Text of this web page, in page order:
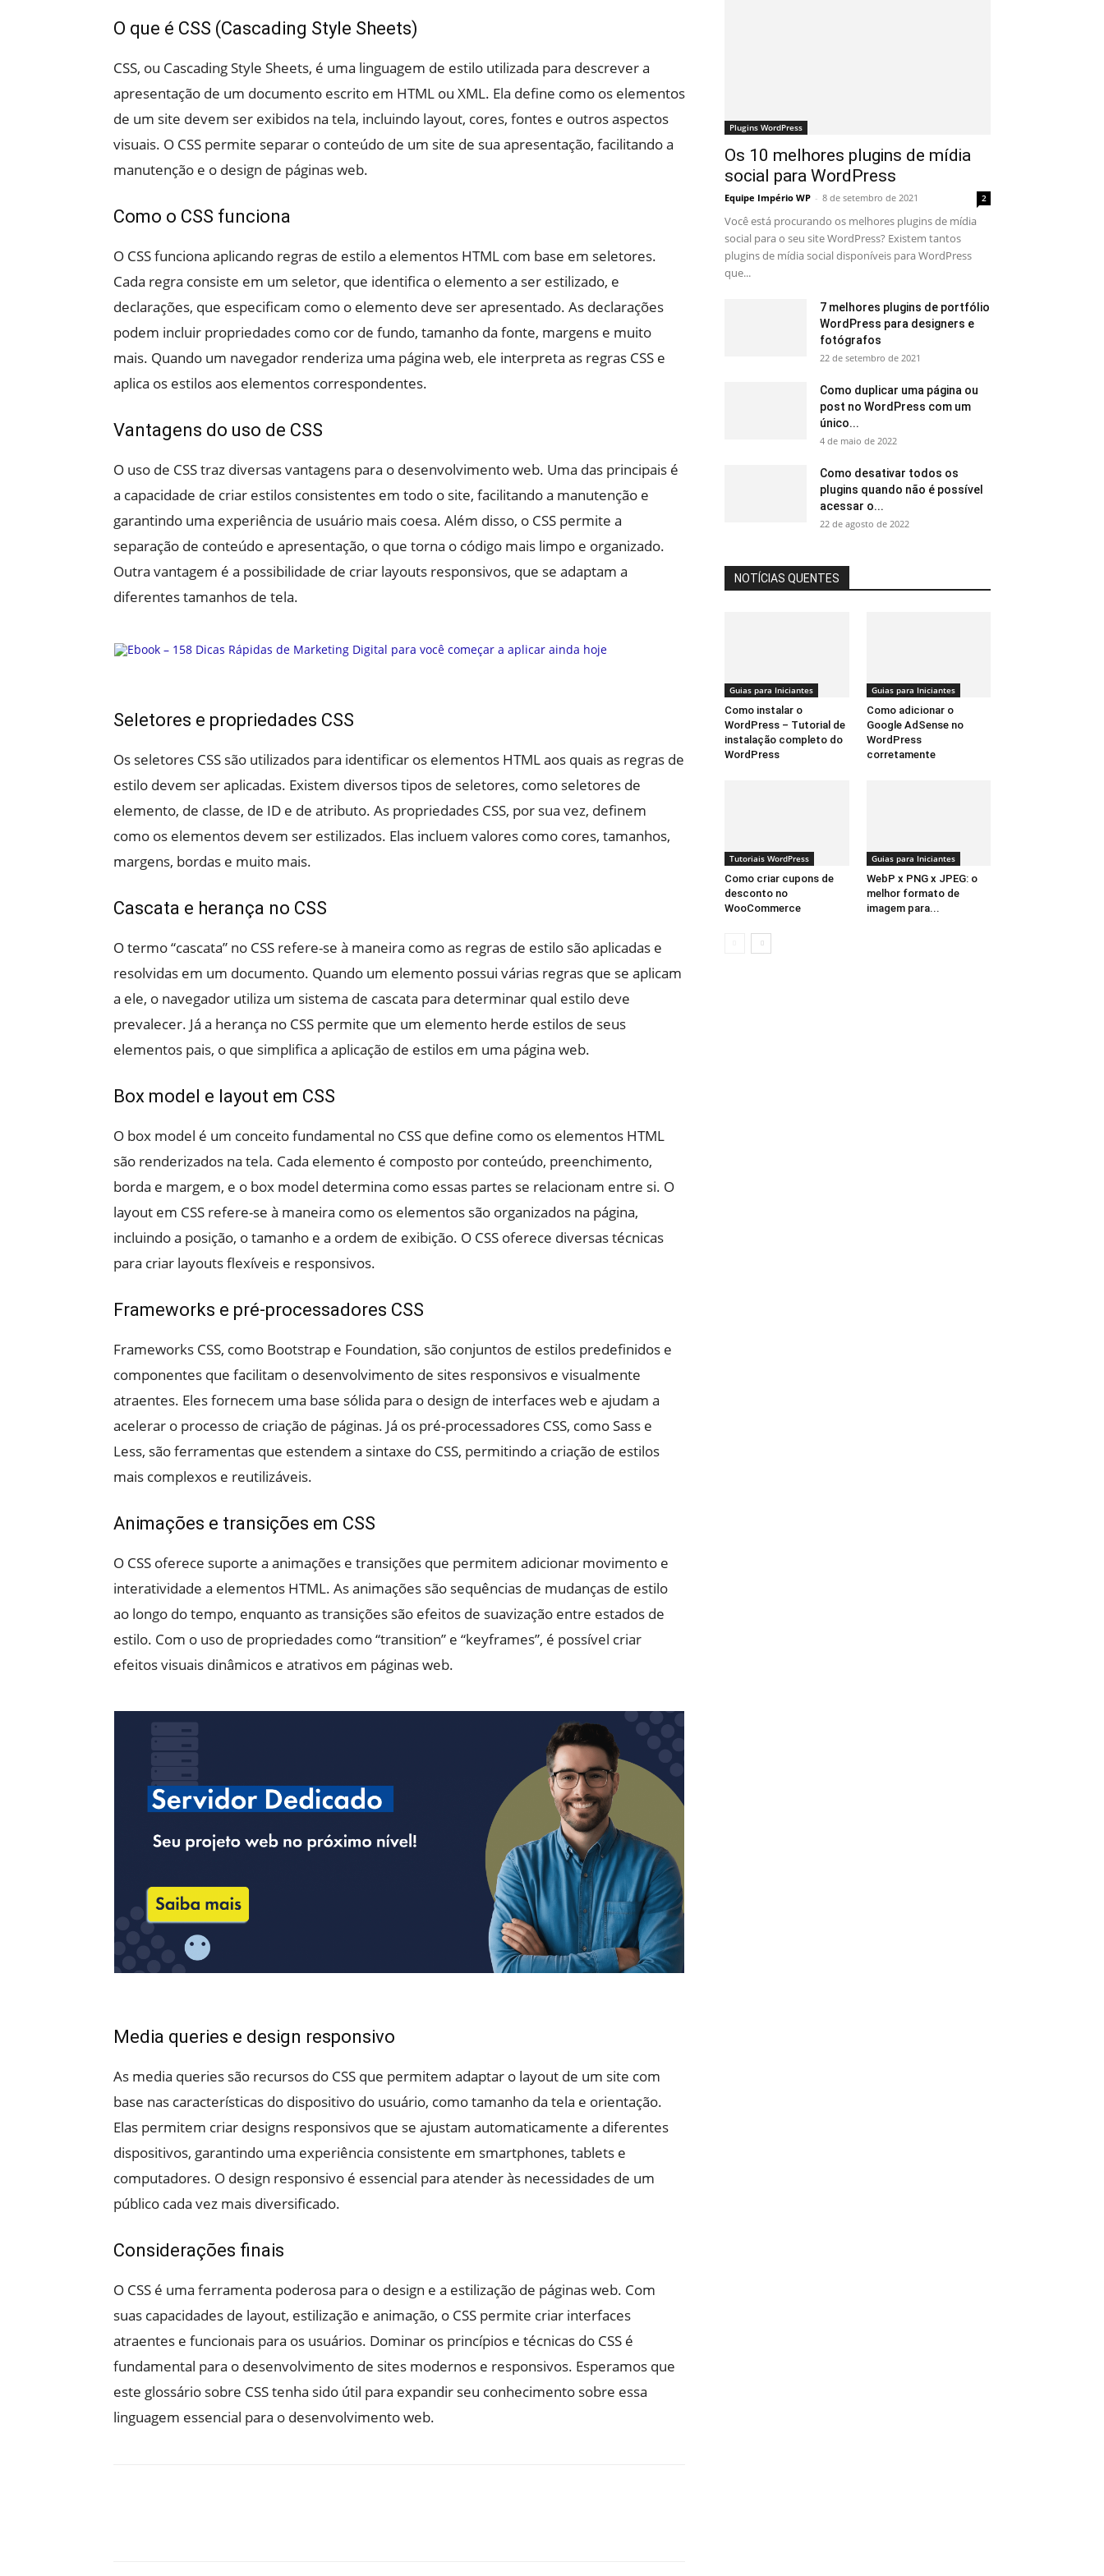
O que é CSS (Cascading Style Sheets)
CSS, ou Cascading Style Sheets, é uma linguagem de estilo utilizada para descrever a
apresentação de um documento escrito em HTML ou XML. Ela define como os elementos
de um site devem ser exibidos na tela, incluindo layout, cores, fontes e outros aspectos
visuais. O CSS permite separar o conteúdo de um site de sua apresentação, facilitando a
manutenção e o design de páginas web.
Como o CSS funciona
O CSS funciona aplicando regras de estilo a elementos HTML com base em seletores.
Cada regra consiste em um seletor, que identifica o elemento a ser estilizado, e
declarações, que especificam como o elemento deve ser apresentado. As declarações
podem incluir propriedades como cor de fundo, tamanho da fonte, margens e muito
mais. Quando um navegador renderiza uma página web, ele interpreta as regras CSS e
aplica os estilos aos elementos correspondentes.
Vantagens do uso de CSS
O uso de CSS traz diversas vantagens para o desenvolvimento web. Uma das principais é
a capacidade de criar estilos consistentes em todo o site, facilitando a manutenção e
garantindo uma experiência de usuário mais coesa. Além disso, o CSS permite a
separação de conteúdo e apresentação, o que torna o código mais limpo e organizado.
Outra vantagem é a possibilidade de criar layouts responsivos, que se adaptam a
diferentes tamanhos de tela.
Seletores e propriedades CSS
Os seletores CSS são utilizados para identificar os elementos HTML aos quais as regras de
estilo devem ser aplicadas. Existem diversos tipos de seletores, como seletores de
elemento, de classe, de ID e de atributo. As propriedades CSS, por sua vez, definem
como os elementos devem ser estilizados. Elas incluem valores como cores, tamanhos,
margens, bordas e muito mais.
Cascata e herança no CSS
O termo “cascata” no CSS refere-se à maneira como as regras de estilo são aplicadas e
resolvidas em um documento. Quando um elemento possui várias regras que se aplicam
a ele, o navegador utiliza um sistema de cascata para determinar qual estilo deve
prevalecer. Já a herança no CSS permite que um elemento herde estilos de seus
elementos pais, o que simplifica a aplicação de estilos em uma página web.
Box model e layout em CSS
O box model é um conceito fundamental no CSS que define como os elementos HTML
são renderizados na tela. Cada elemento é composto por conteúdo, preenchimento,
borda e margem, e o box model determina como essas partes se relacionam entre si. O
layout em CSS refere-se à maneira como os elementos são organizados na página,
incluindo a posição, o tamanho e a ordem de exibição. O CSS oferece diversas técnicas
para criar layouts flexíveis e responsivos.
Frameworks e pré-processadores CSS
Frameworks CSS, como Bootstrap e Foundation, são conjuntos de estilos predefinidos e
componentes que facilitam o desenvolvimento de sites responsivos e visualmente
atraentes. Eles fornecem uma base sólida para o design de interfaces web e ajudam a
acelerar o processo de criação de páginas. Já os pré-processadores CSS, como Sass e
Less, são ferramentas que estendem a sintaxe do CSS, permitindo a criação de estilos
mais complexos e reutilizáveis.
Animações e transições em CSS
O CSS oferece suporte a animações e transições que permitem adicionar movimento e
interatividade a elementos HTML. As animações são sequências de mudanças de estilo
ao longo do tempo, enquanto as transições são efeitos de suavização entre estados de
estilo. Com o uso de propriedades como “transition” e “keyframes”, é possível criar
efeitos visuais dinâmicos e atrativos em páginas web.
Media queries e design responsivo
As media queries são recursos do CSS que permitem adaptar o layout de um site com
base nas características do dispositivo do usuário, como tamanho da tela e orientação.
Elas permitem criar designs responsivos que se ajustam automaticamente a diferentes
dispositivos, garantindo uma experiência consistente em smartphones, tablets e
computadores. O design responsivo é essencial para atender às necessidades de um
público cada vez mais diversificado.
Considerações finais
O CSS é uma ferramenta poderosa para o design e a estilização de páginas web. Com
suas capacidades de layout, estilização e animação, o CSS permite criar interfaces
atraentes e funcionais para os usuários. Dominar os princípios e técnicas do CSS é
fundamental para o desenvolvimento de sites modernos e responsivos. Esperamos que
este glossário sobre CSS tenha sido útil para expandir seu conhecimento sobre essa
linguagem essencial para o desenvolvimento web.
Plugins WordPress
Os 10 melhores plugins de mídia
social para WordPress
Equipe Império WP - 8 de setembro de 2021 2
Você está procurando os melhores plugins de mídia
social para o seu site WordPress? Existem tantos
plugins de mídia social disponíveis para WordPress
que...
7 melhores plugins de portfólio
WordPress para designers e
fotógrafos
22 de setembro de 2021
Como duplicar uma página ou
post no WordPress com um
único...
4 de maio de 2022
Como desativar todos os
plugins quando não é possível
acessar o...
22 de agosto de 2022
NOTÍCIAS QUENTES
Guias para Iniciantes
Como instalar o
WordPress – Tutorial de
instalação completo do
WordPress
Guias para Iniciantes
Como adicionar o
Google AdSense no
WordPress
corretamente
Tutoriais WordPress
Como criar cupons de
desconto no
WooCommerce
Guias para Iniciantes
WebP x PNG x JPEG: o
melhor formato de
imagem para...